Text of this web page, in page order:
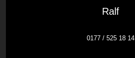
Ralf
0177 / 525 18 14